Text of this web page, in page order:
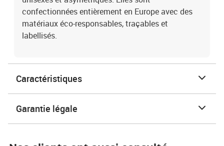
confectionnées entièrement en Europe avec des
matériaux éco-responsables, traçables et
labellisés.
Caractéristiques
Garantie légale